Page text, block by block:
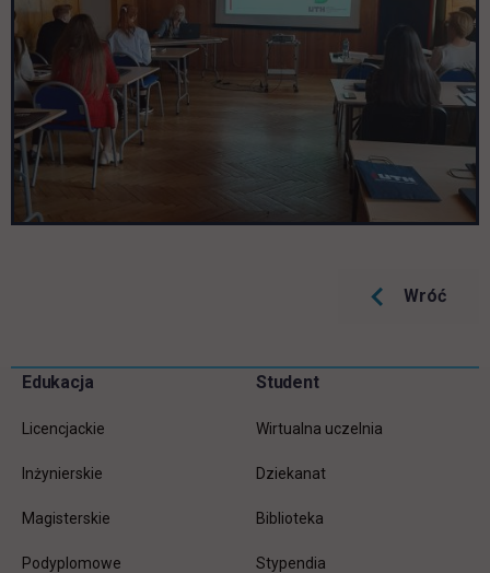
Wróć
Pomiń
Informacje w stopce
Edukacja
Licencjackie
Inżynierskie
Magisterskie
Podyplomowe
Student
Wirtualna uczelnia
Dziekanat
Biblioteka
Stypendia